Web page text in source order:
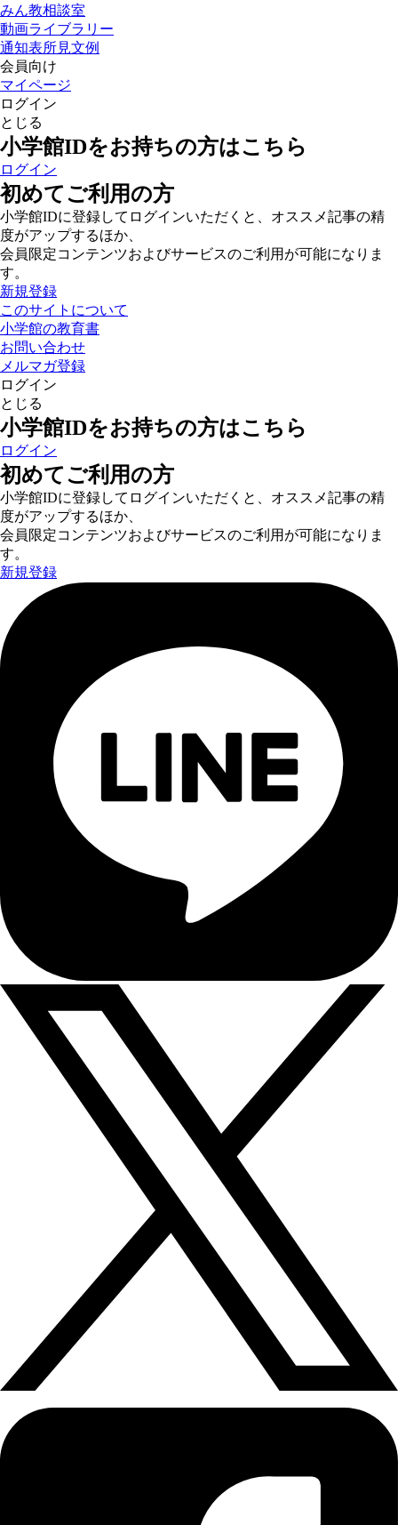
みん教相談室
動画ライブラリー
通知表所見文例
会員向け
マイページ
ログイン
とじる
小学館IDをお持ちの方はこちら
ログイン
初めてご利用の方
小学館IDに登録してログインいただくと、オススメ記事の精
度がアップするほか、
会員限定コンテンツおよびサービスのご利用が可能になりま
す。
新規登録
このサイトについて
小学館の教育書
お問い合わせ
メルマガ登録
ログイン
とじる
小学館IDをお持ちの方はこちら
ログイン
初めてご利用の方
小学館IDに登録してログインいただくと、オススメ記事の精
度がアップするほか、
会員限定コンテンツおよびサービスのご利用が可能になりま
す。
新規登録